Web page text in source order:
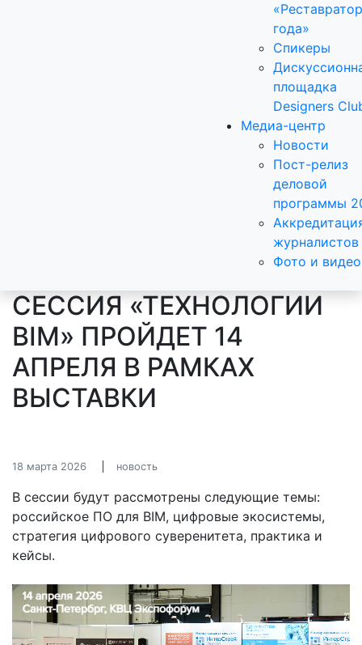
«Реставратор
года»
Спикеры
площадка
Designers
Медиа-центр
Новости
Пост-релиз
деловой
программы
журналистов
Фото и видео
СЕССИЯ «ТЕХНОЛОГИИ
BIM» ПРОЙДЕТ 14
АПРЕЛЯ В РАМКАХ
ВЫСТАВКИ
18 марта 2026 новость
В сессии будут рассмотрены следующие темы:
российское ПО для BIM, цифровые экосистемы,
стратегия цифрового суверенитета, практика и
кейсы.